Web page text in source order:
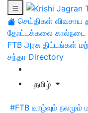
செய்திகள் விவசாய
தோட்டக்கலை கால்நடை
FTB அரசு திட்டங்கள்
சந்தா Directory
தமிழ்
#FTB வாழ்வும் நலமும்